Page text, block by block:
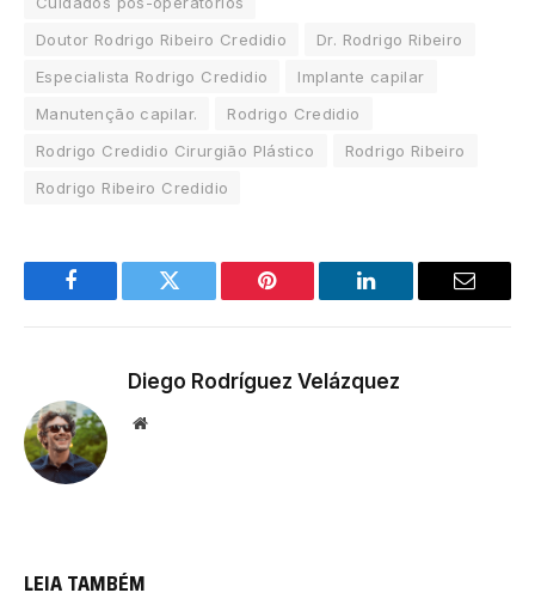
Doutor Rodrigo Ribeiro Credidio
Dr. Rodrigo Ribeiro
Especialista Rodrigo Credidio
Implante capilar
Manutenção capilar.
Rodrigo Credidio
Rodrigo Credidio Cirurgião Plástico
Rodrigo Ribeiro
Rodrigo Ribeiro Credidio
Facebook Twitter Pinterest LinkedIn Email
Diego Rodríguez Velázquez
Website
LEIA TAMBÉM